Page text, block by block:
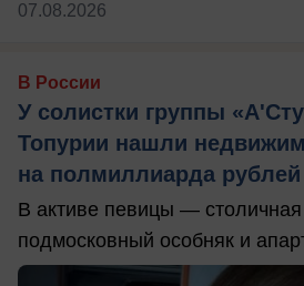
07.08.2026
В России
У солистки группы
Топурии нашли
на полмиллиарда рублей
В активе певицы — столичная
подмосковный особняк и